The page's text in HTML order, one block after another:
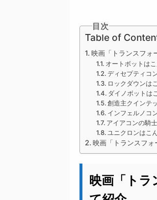
目次
Table of
映画「トランスフォ
オートボットは
ディセプティコ
ロックダウンは
ダイノボットは
創造主クインテ
インフェルノコ
アイアコンの騎
ユニクロンはこ
映画「トランスフ
映画「トラ